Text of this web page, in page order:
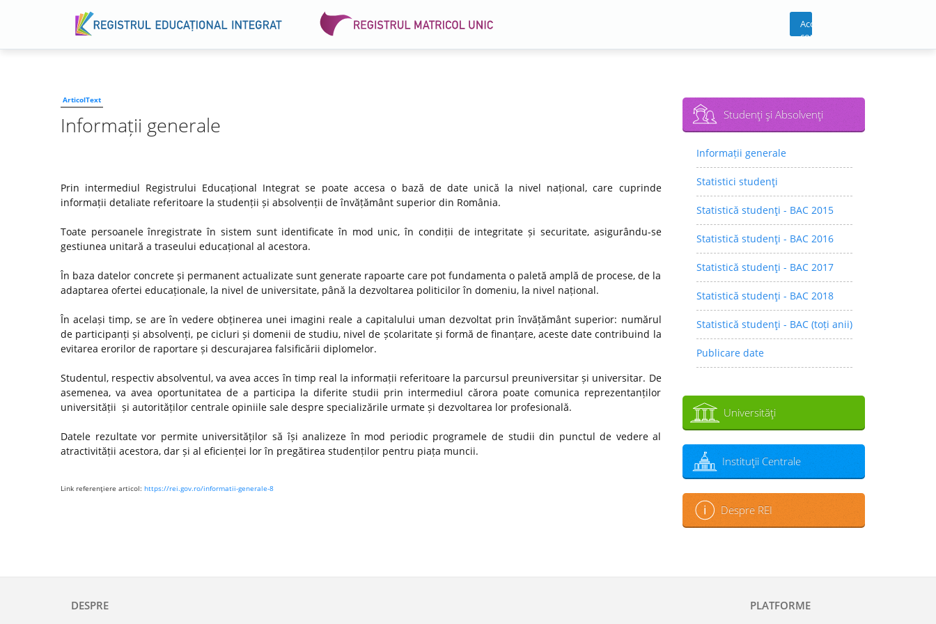
Acces
cont
ArticolText
Informații generale
Prin intermediul Registrului Educațional Integrat se poate accesa o bază de date unică la nivel național, care cuprinde
informații detaliate referitoare la studenții și absolvenții de învățământ superior din România.
Toate persoanele înregistrate în sistem sunt identificate în mod unic, în condiții de integritate și securitate, asigurându-se
gestiunea unitară a traseului educațional al acestora.
În baza datelor concrete și permanent actualizate sunt generate rapoarte care pot fundamenta o paletă amplă de procese, de la
adaptarea ofertei educaționale, la nivel de universitate, până la dezvoltarea politicilor în domeniu, la nivel național.
În același timp, se are în vedere obținerea unei imagini reale a capitalului uman dezvoltat prin învățământ superior: numărul
de participanți și absolvenți, pe cicluri și domenii de studiu, nivel de școlaritate și formă de finanțare, aceste date contribuind la
evitarea erorilor de raportare și descurajarea falsificării diplomelor.
Studentul, respectiv absolventul, va avea acces în timp real la informații referitoare la parcursul preuniversitar și universitar. De
asemenea, va avea oportunitatea de a participa la diferite studii prin intermediul cărora poate comunica reprezentanților
universității și autorităților centrale opiniile sale despre specializările urmate și dezvoltarea lor profesională.
Datele rezultate vor permite universităților să își analizeze în mod periodic programele de studii din punctul de vedere al
atractivității acestora, dar și al eficienței lor în pregătirea studenților pentru piața muncii.
Link referenţiere articol: https://rei.gov.ro/informatii-generale-8
Studenţi şi Absolvenţi
Informații generale
Statistici studenţi
Statistică studenţi - BAC 2015
Statistică studenţi - BAC 2016
Statistică studenţi - BAC 2017
Statistică studenţi - BAC 2018
Statistică studenţi - BAC (toți anii)
Publicare date
Universităţi
Instituţii Centrale
Despre REI
DESPRE PLATFORME